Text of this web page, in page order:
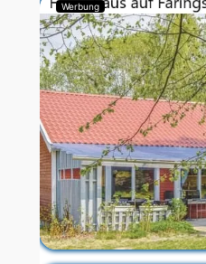
Werbung